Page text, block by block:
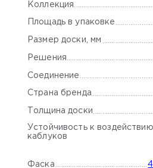
Коллекция
Площадь в упаковке
Размер доски, мм
Решения
Соединение
Страна бренда
Толщина доски
Устойчивость к
каблуков
Фаска